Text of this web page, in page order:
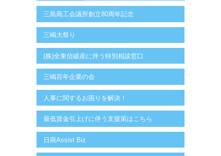
三島商工会議所創立80周年記念
三嶋大祭り
(株)全東信破産に伴う特別相談窓口
三嶋百年企業の会
人事に関するお困りを解決！
最低賃金引上げに伴う支援策はこちら
日商Assist Biz